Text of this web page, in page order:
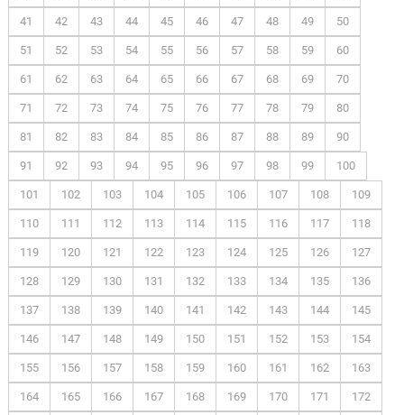
41 42 43 44 45 46 47 48 49 50
51 52 53 54 55 56 57 58 59 60
61 62 63 64 65 66 67 68 69 70
71 72 73 74 75 76 77 78 79 80
81 82 83 84 85 86 87 88 89 90
91 92 93 94 95 96 97 98 99 100
101 102 103 104 105 106 107 108 109
110 111 112 113 114 115 116 117 118
119 120 121 122 123 124 125 126 127
128 129 130 131 132 133 134 135 136
137 138 139 140 141 142 143 144 145
146 147 148 149 150 151 152 153 154
155 156 157 158 159 160 161 162 163
164 165 166 167 168 169 170 171 172